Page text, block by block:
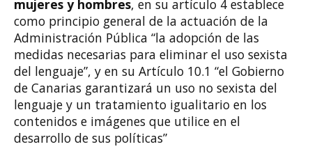
mujeres y hombres, en su artículo 4 establece
como principio general de la actuación de la
Administración Pública “la adopción de las
medidas necesarias para eliminar el uso sexista
del lenguaje”, y en su Artículo 10.1 “el Gobierno
de Canarias garantizará un uso no sexista del
lenguaje y un tratamiento igualitario en los
contenidos e imágenes que utilice en el
desarrollo de sus políticas”